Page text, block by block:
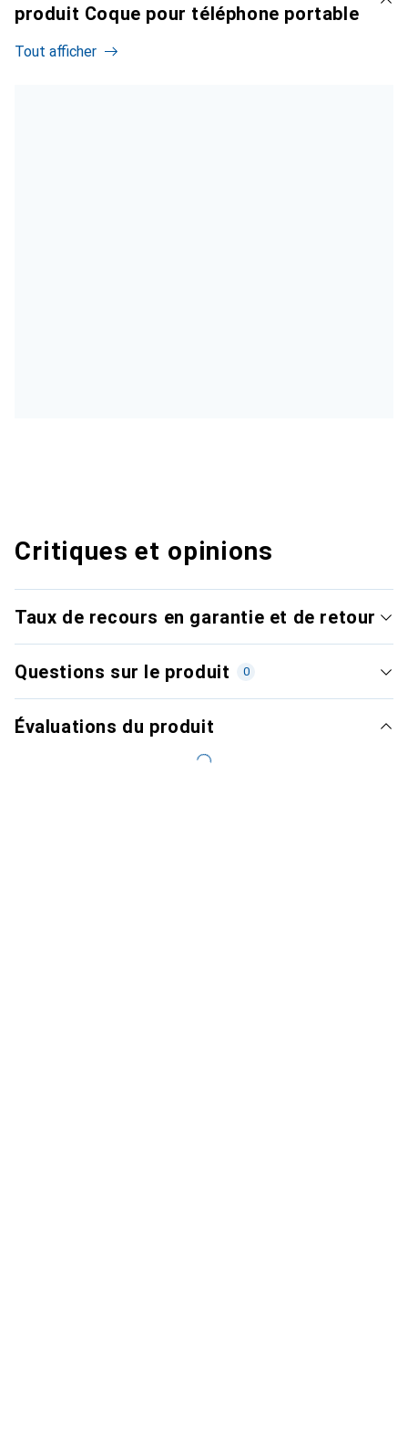
produit Coque pour téléphone portable
Tout afficher
Critiques et opinions
Taux de recours en garantie et de retour
Questions sur le produit 0
Évaluations du produit